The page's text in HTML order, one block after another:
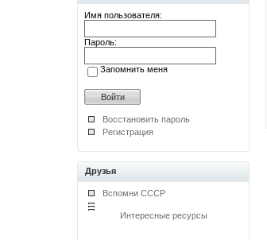
Имя пользователя:
Пароль:
Запомнить меня
Восстановить пароль
Регистрация
Друзья
Вспомни СССР
Интересные ресурсы